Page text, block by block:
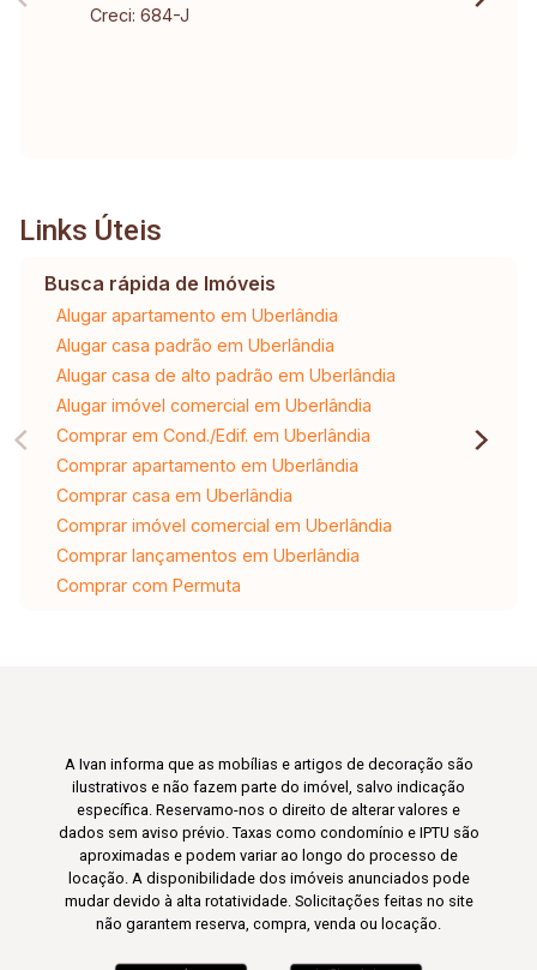
Creci: 684-J
Links Úteis
Busca rápida de Imóveis
Alugar apartamento em Uberlândia
Alugar casa padrão em Uberlândia
Alugar casa de alto padrão em Uberlândia
Alugar imóvel comercial em Uberlândia
Comprar em Cond./Edif. em Uberlândia
Comprar apartamento em Uberlândia
Comprar casa em Uberlândia
Comprar imóvel comercial em Uberlândia
Comprar lançamentos em Uberlândia
Comprar com Permuta
A Ivan informa que as mobílias e artigos de decoração são
ilustrativos e não fazem parte do imóvel, salvo indicação
específica. Reservamo-nos o direito de alterar valores e
dados sem aviso prévio. Taxas como condomínio e IPTU são
aproximadas e podem variar ao longo do processo de
locação. A disponibilidade dos imóveis anunciados pode
mudar devido à alta rotatividade. Solicitações feitas no site
não garantem reserva, compra, venda ou locação.